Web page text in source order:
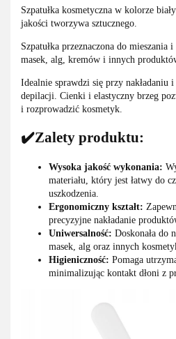
Szpatułka kosmetyczna w kolorze
jakości tworzywa sztucznego.
Szpatułka przeznaczona do mieszania
masek, alg, kremów i innych
Idealnie sprawdzi się przy nakładaniu
depilacji. Cienki i elastyczny brzeg
i rozprowadzić kosmetyk.
✔️Zalety produktu:
Wysoka jakość wykonania:
materiału, który jest łatwy do
uszkodzenia.
Ergonomiczny kształt:
precyzyjne nakładanie
Uniwersalność: Doskonała do
masek, alg oraz innych
Higieniczność: Pomaga
minimalizując kontakt dłoni z